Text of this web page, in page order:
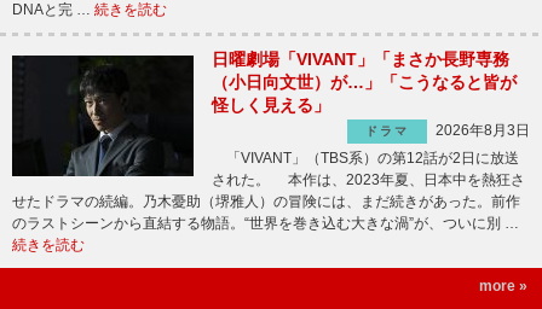
DNAと完 … 続きを読む
日曜劇場「VIVANT」「まさか長野専務
（小日向文世）が…」「こうなると皆が
怪しく見える」
ドラマ
2026年8月3日
「VIVANT」（TBS系）の第12話が2日に放送
された。 本作は、2023年夏、日本中を熱狂さ
せたドラマの続編。乃木憂助（堺雅人）の冒険には、まだ続きがあった。前作
のラストシーンから直結する物語。“世界を巻き込む大きな渦”が、ついに別 …
続きを読む
more »